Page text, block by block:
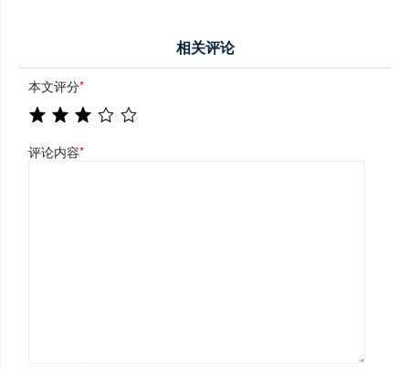
相关评论
本文评分*
评论内容*